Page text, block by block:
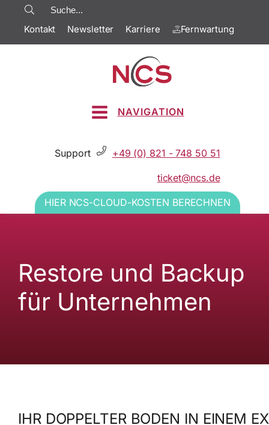
Kontakt Newsletter Karriere Fernwartung
NAVIGATION
Support +49 (0) 821 - 748 50 51
ticket@ncs.de
HIER NCS-CLOUD-KOSTEN BERECHNEN
Restore und Backup
für Unternehmen
IHR DOPPELTER BODEN IN EINEM